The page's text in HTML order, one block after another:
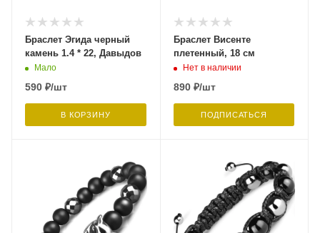
Браслет Эгида черный
камень 1.4 * 22, Давыдов
Мало
590 ₽/шт
В КОРЗИНУ
Браслет Висенте
плетенный, 18 см
Нет в наличии
890₽/шт
ПОДПИСАТЬСЯ